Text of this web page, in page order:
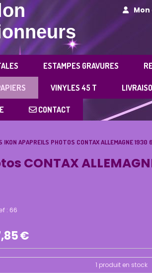
ESTAMPES GRAVURES
VINYLES 45 T
CONTACT
IKON APAPREILS PHOTOS CONTAX ALLEMAGNE 1930
CONTAX
: 66
€
1 produit en stock